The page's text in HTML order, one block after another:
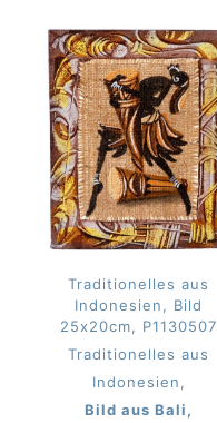
Traditionelles aus
Indonesien, Bild
25x20cm, P1130507
Traditionelles aus
Indonesien,
Bild aus Bali,